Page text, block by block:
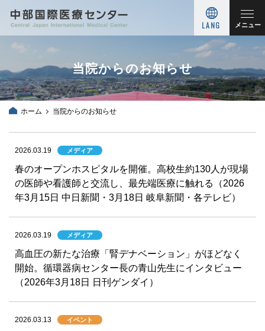
LANG メニュー
当院からのお知らせ
ホーム 当院からのお知らせ
2026.03.19 メディア
春のオープンホスピタルを開催。高校生約130人が現場
の医師や看護師と交流し、最先端医療に触れる（2026
年3月15日 中日新聞・3月18日 岐阜新聞・各テレビ）
2026.03.19 メディア
高血圧の新たな治療「腎デナベーション」がほどなく
開始。循環器病センター長の青山先生にインタビュー
（2026年3月18日 日刊ゲンダイ）
2026.03.13 イベント